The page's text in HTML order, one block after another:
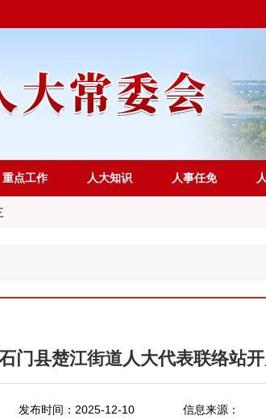
重点工作 人大知识 人事任免
门县楚江街道人大代表联络站
发布时间：2025-12-10 信息来源：